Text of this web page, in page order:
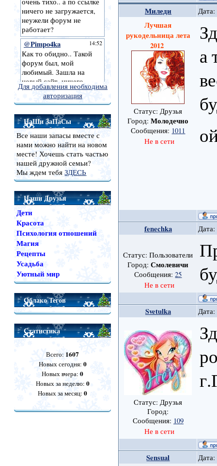
Для добавления необходима
авторизация
НаШи ЗаПаСы
Все наши запасы вместе с
нами можно найти на новом
месте! Хочешь стать частью
нашей дружной семьи?
Мы ждем тебяЗДЕСЬ
Наши Друзья
Дети
Красота
Психология отношений
Магия
Рецепты
Усадьба
Уютный мир
Облако Тегов
Статистика
Всего: 1607
Новых сегодня: 0
Новых вчера:0
Новых за неделю: 0
Новых за месяц:0
Миледи
Лучшая
рукодельница лета
2012
Статус: Друзья
Город:Молодечно
Сообщения: 1011
Не в сети
а
fenechka
Статус: Пользователи
Город:Смолевичи
Сообщения:25
Не в сети
Svetulka
Статус: Друзья
Город:
Сообщения: 109
Не в сети
Sensual